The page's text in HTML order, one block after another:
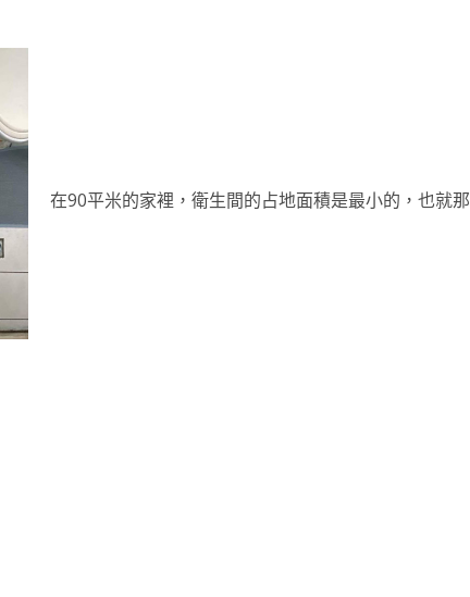
在90平米的家裡，衛生間的占地面積是最小的，也就那